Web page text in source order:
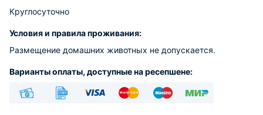
Круглосуточно
Условия и правила проживания:
Размещение домашних животных не допускается.
Варианты оплаты, доступные на ресепшене: